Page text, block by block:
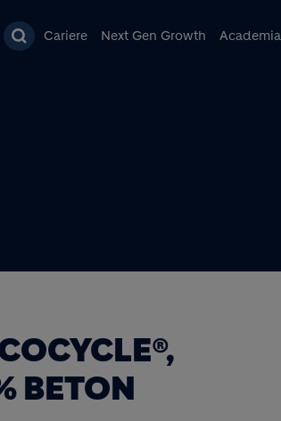
Mergi la conţinutul principal
Cariere Next Gen Growth Academia
BETON